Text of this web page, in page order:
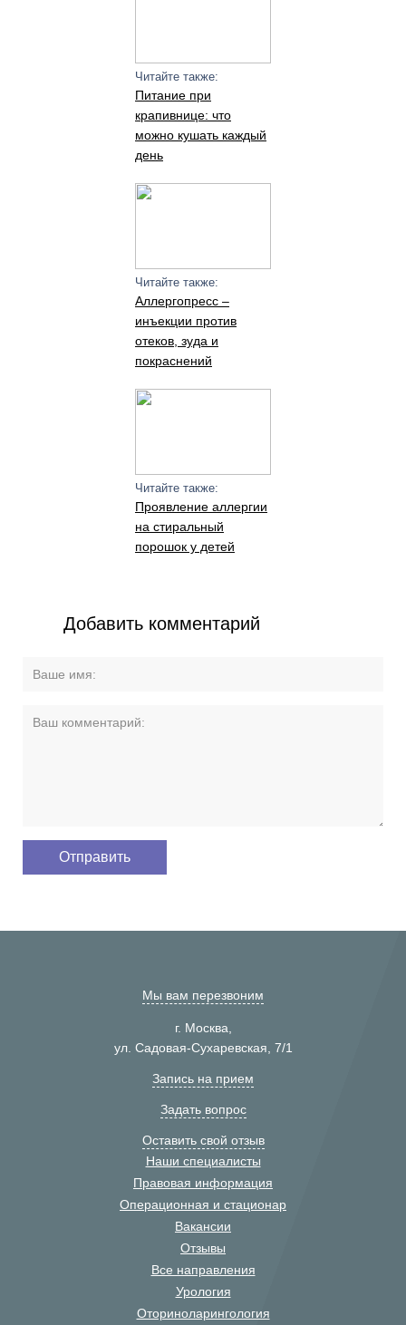
Читайте также:
Питание при
крапивнице: что
можно кушать каждый
день
Читайте также:
Аллергопресс –
инъекции против
отеков, зуда и
покраснений
Читайте также:
Проявление аллергии
на стиральный
порошок у детей
Добавить комментарий
Мы вам перезвоним
г. Москва,
ул. Садовая-Сухаревская, 7/1
Запись на прием
Задать вопрос
Оставить свой отзыв
Наши специалисты
Правовая информация
Операционная и стационар
Вакансии
Отзывы
Все направления
Урология
Оториноларингология